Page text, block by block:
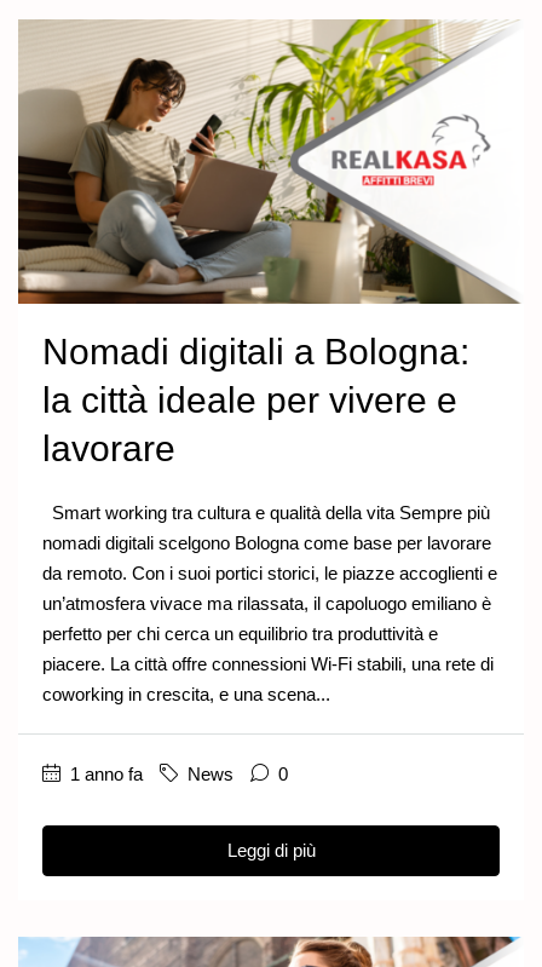
Nomadi digitali a Bologna:
la città ideale per vivere e
lavorare
Smart working tra cultura e qualità della vita Sempre più
nomadi digitali scelgono Bologna come base per lavorare
da remoto. Con i suoi portici storici, le piazze accoglienti e
un’atmosfera vivace ma rilassata, il capoluogo emiliano è
perfetto per chi cerca un equilibrio tra produttività e
piacere. La città offre connessioni Wi-Fi stabili, una rete di
coworking in crescita, e una scena...
1 anno fa News 0
Leggi di più